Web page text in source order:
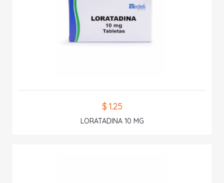
$ 1.25
LORATADINA 10 MG